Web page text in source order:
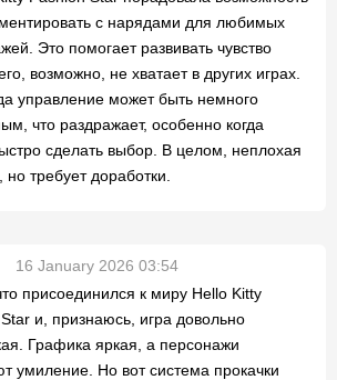
с нарядами для любимых
Это помогает развивать чувство
возможно, не хватает в других играх.
управление может быть немного
что раздражает, особенно когда
сделать выбор. В целом, неплохая
но требует доработки.
16 January 2026 03:54
присоединился к миру Hello Kitty
и, признаюсь, игра довольно
Графика яркая, а персонажи
умиление. Но вот система прокачки